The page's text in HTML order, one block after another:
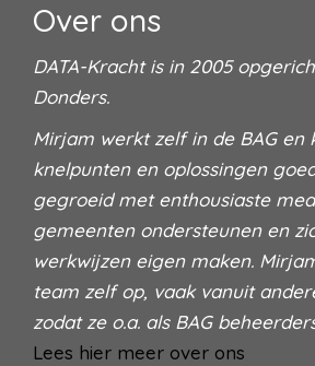
Over ons
DATA-Kracht is in 2005
Donders.
Mirjam werkt zelf in de BAG en
knelpunten en oplossingen
gegroeid met enthousiaste
gemeenten ondersteunen en
werkwijzen eigen maken.
team zelf op, vaak vanuit
zodat ze o.a. als BAG
Lees hier meer over ons